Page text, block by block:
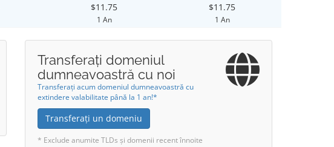
$11.75
1 An
$11.75
1 An
Transferați domeniul
dumneavoastră cu noi
Transferați acum domeniul dumneavoastră cu
extindere valabilitate până la 1 an!*
Transferați un domeniu
* Exclude anumite TLDs și domenii recent înnoite